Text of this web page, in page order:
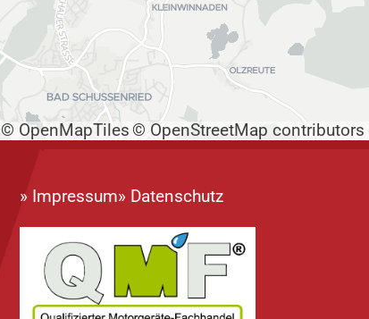
© OpenMapTiles © OpenStreetMap contributors
» Impressum» Datenschutz